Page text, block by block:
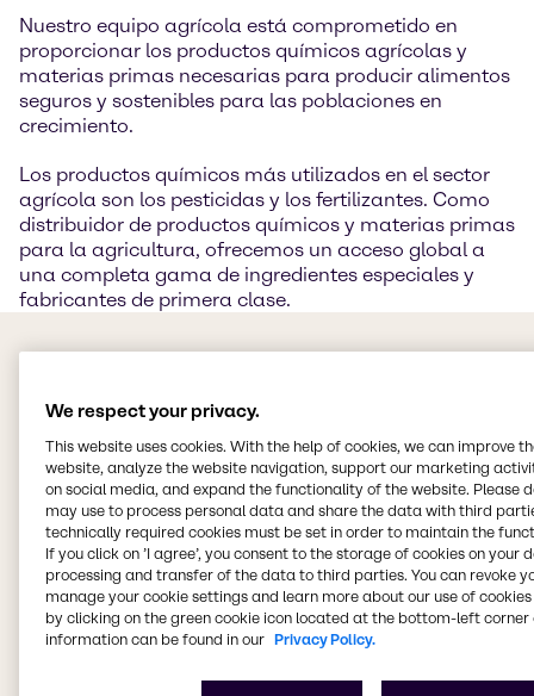
Nuestro equipo agrícola está comprometido en
proporcionar los productos químicos agrícolas y
materias primas necesarias para producir alimentos
seguros y sostenibles para las poblaciones en
crecimiento.
Los productos químicos más utilizados en el sector
agrícola son los pesticidas y los fertilizantes. Como
distribuidor de productos químicos y materias primas
para la agricultura, ofrecemos un acceso global a
una completa gama de ingredientes especiales y
fabricantes de primera clase.
Ofrecemos productos
químicos agrícolas a
cuatro segmentos de
mercado principales:
Protección de cultivos y adyuvantes
We respect your privacy.
This website uses cookies. With the help of cookies, we can improve
website, analyze the website navigation, support our marketing
on social media, and expand the functionality of the website. Please
may use to process personal data and share the data with third
technically required cookies must be set in order to maintain the
If you click on ’I agree’, you consent to the storage of cookies on your
processing and transfer of the data to third parties. You can revoke
manage your cookie settings and learn more about our use of cookies
by clicking on the green cookie icon located at the bottom-left corner
information can be found in our Privacy Policy.